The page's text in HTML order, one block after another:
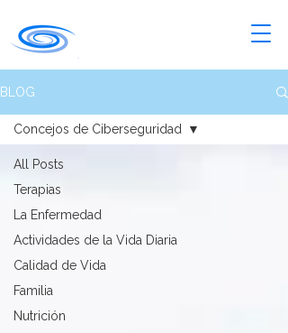
BLOG
All Posts
Terapias
La Enfermedad
Actividades de la Vida Diaria
Calidad de Vida
Familia
Nutrición
Concejos de Ciberseguridad